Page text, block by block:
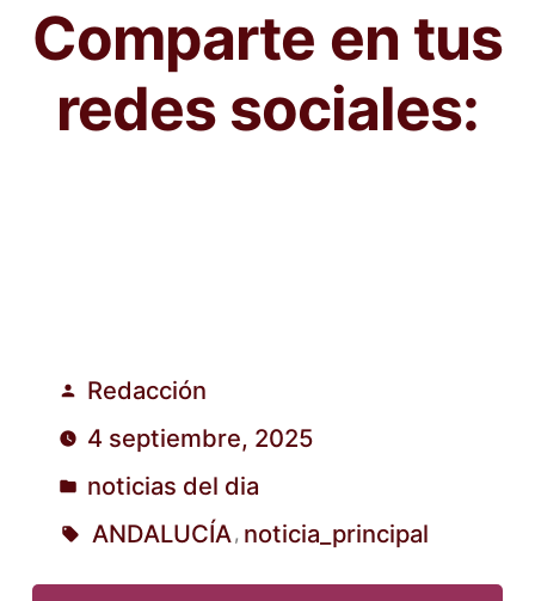
Comparte en tus
redes sociales:
Publicado
por
Redacción
4 septiembre, 2025
Publicado
en
noticias del dia
ANDALUCÍA , noticia_principal